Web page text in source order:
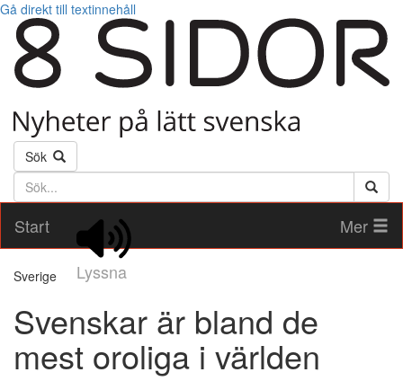
Gå direkt till textinnehåll
Sök
Söktext
Start
Lyssna
Mer
Sverige
Svenskar är bland de
mest oroliga i världen